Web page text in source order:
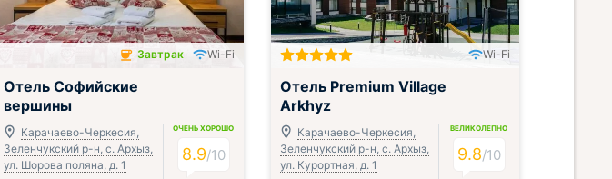
Завтрак включён
Завтрак Wi-Fi
Отель Софийские
вершины
Карачаево-Черкесия,
Зеленчукский р-н, с. Архыз,
ул. Шорова поляна, д. 1
ОЧЕНЬ ХОРОШО
8.9/10
Wi-Fi
Отель Premium Village
Arkhyz
Карачаево-Черкесия,
Зеленчукский р-н, с. Архыз,
ул. Курортная, д. 1
ВЕЛИКОЛЕПНО
9.8/10